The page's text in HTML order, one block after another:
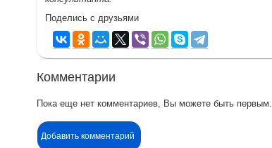
Поделись с друзьями
Комментарии
Пока еще нет комментариев, Вы можете быть первым.
Добавить комментарий